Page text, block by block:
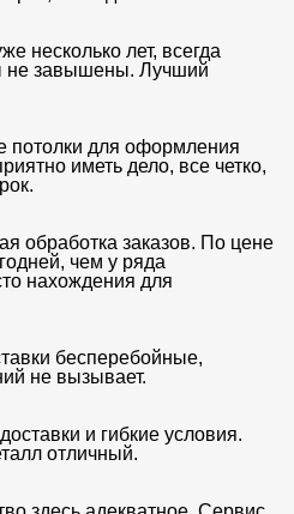
несколько лет, всегда
не завышены. Лучший
потолки для оформления
иметь дело, все четко,
обработка заказов. По цене
чем у ряда
нахождения для
бесперебойные,
не вызывает.
и гибкие условия.
отличный.